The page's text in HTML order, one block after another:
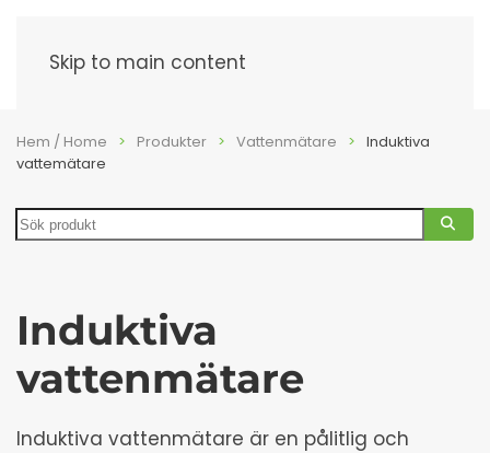
Skip to main content
Hem / Home Produkter Vattenmätare
Induktiva
vattemätare
Search
Induktiva
vattenmätare
Induktiva vattenmätare är en pålitlig och